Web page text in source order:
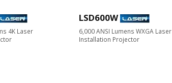
4K Laser
LSD600W
6,000 ANSI Lumens WXGA Laser
Installation Projector